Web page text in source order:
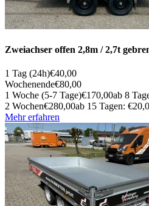
Zweiachser offen 2,8m / 2,7t
1 Tag (24h)€40,00
Wochenende€80,00
1 Woche (5-7 Tage)€170,00ab 8
2 Wochen€280,00ab 15 Tagen:
Mehr erfahren